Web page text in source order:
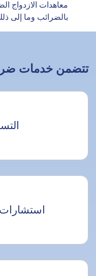
معاهدات الازدواج
بالضرائب وما إلى
تتضمن خدمات